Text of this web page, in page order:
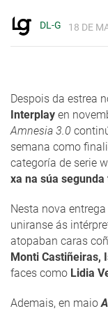
DL-G 18 DE
Despois da estrea
Interplay en
Amnesia 3.0
semana como
categoría de serie
xa na súa
Nesta nova
uniranse ás
atopaban caras
Monti Castiñeiras,
faces como Lidia
Ademais, en maio